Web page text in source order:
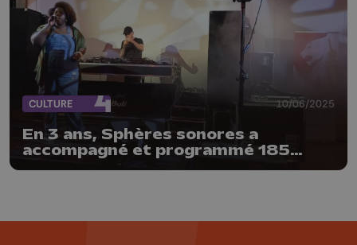
CULTURE 10/06/2025
En 3 ans, Sphères sonores a
accompagné et programmé 185
artistes